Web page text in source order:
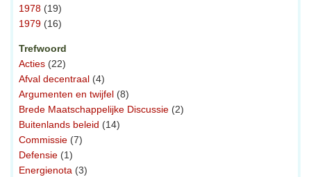
1978 (19)
1979 (16)
Trefwoord
Acties (22)
Afval decentraal (4)
Argumenten en twijfel (8)
Brede Maatschappelijke Discussie (2)
Buitenlands beleid (14)
Commissie (7)
Defensie (1)
Energienota (3)